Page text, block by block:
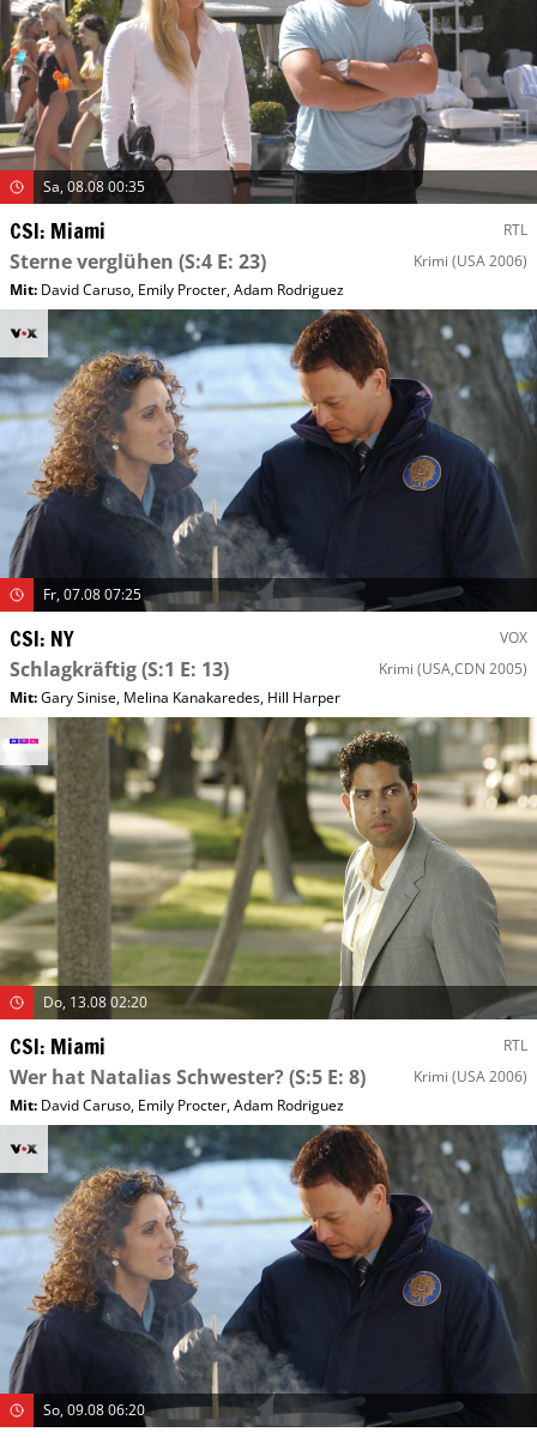
Sa, 08.08 00:35
CSI: Miami RTL
Sterne verglühen (S:4 E: 23) Krimi (USA 2006)
Mit: David Caruso, Emily Procter,Adam Rodriguez
Fr, 07.08 07:25
CSI: NY VOX
Schlagkräftig(S:1 E: 13) Krimi (USA,CDN 2005)
Mit:Gary Sinise, Melina Kanakaredes, Hill Harper
Do, 13.08 02:20
CSI: Miami RTL
Wer hat Natalias Schwester?(S:5 E: 8) Krimi (USA 2006)
Mit: David Caruso, Emily Procter,Adam Rodriguez
So, 09.08 06:20